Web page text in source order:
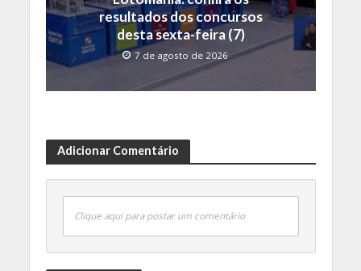
resultados dos concursos
desta sexta-feira (7)
7 de agosto de 2026
Adicionar Comentário
Clique aqui para postar um comentário